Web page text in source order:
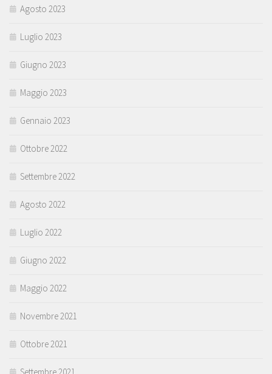
Agosto 2023
Luglio 2023
Giugno 2023
Maggio 2023
Gennaio 2023
Ottobre 2022
Settembre 2022
Agosto 2022
Luglio 2022
Giugno 2022
Maggio 2022
Novembre 2021
Ottobre 2021